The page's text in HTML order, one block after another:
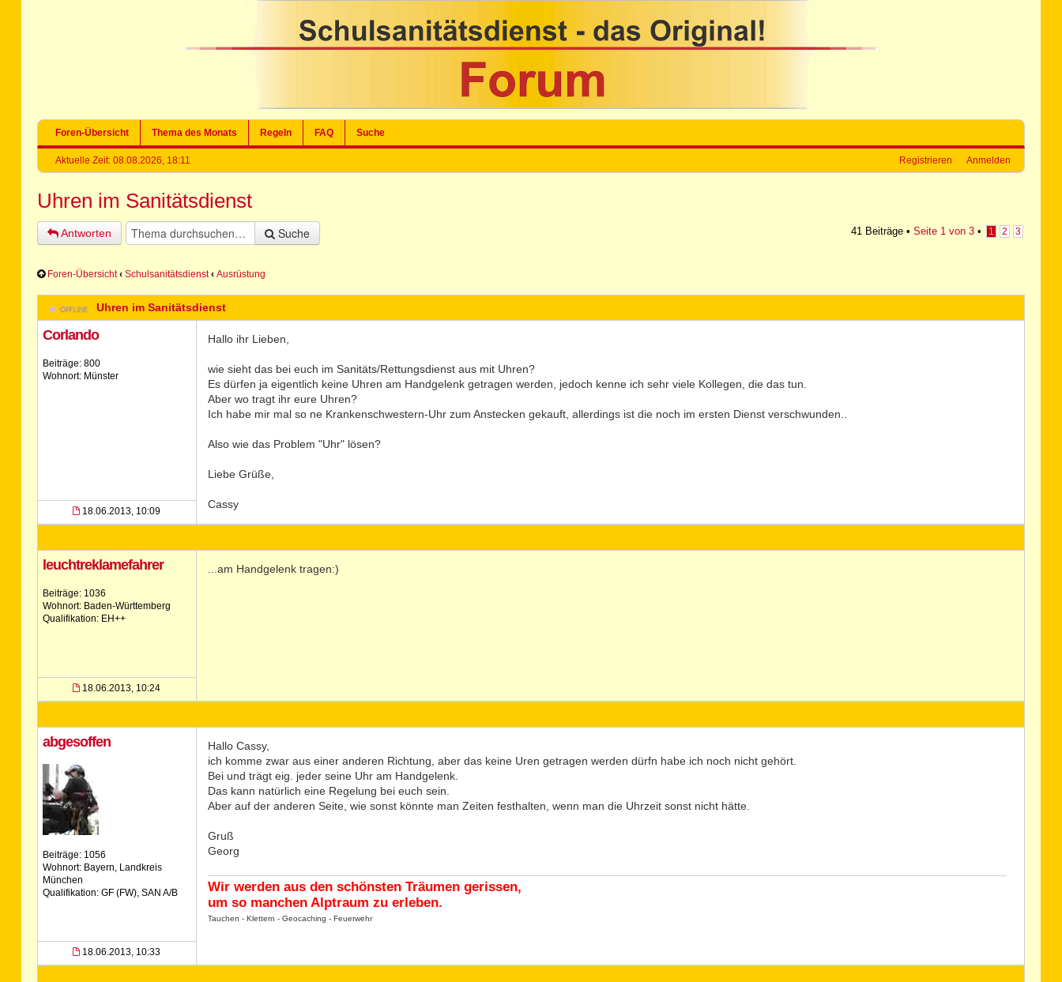
Foren-Übersicht Thema des Monats Regeln FAQ Suche
Aktuelle Zeit: 08.08.2026, 18:11 Registrieren Anmelden
Uhren im Sanitätsdienst
Antworten Suche 41 Beiträge • Seite 1von 3• 1 2 3
Foren-Übersicht ‹ Schulsanitätsdienst ‹ Ausrüstung
Uhren im Sanitätsdienst
Corlando
Beiträge: 800
Wohnort: Münster
18.06.2013, 10:09
Hallo ihr Lieben,
wie sieht das bei euch im Sanitäts/Rettungsdienst aus mit Uhren?
Es dürfen ja eigentlich keine Uhren am Handgelenk getragen werden, jedoch kenne ich sehr viele Kollegen, die das tun.
Aber wo tragt ihr eure Uhren?
Ich habe mir mal so ne Krankenschwestern-Uhr zum Anstecken gekauft, allerdings ist die noch im ersten Dienst verschwunden..
Also wie das Problem "Uhr" lösen?
Liebe Grüße,
Cassy
leuchtreklamefahrer
Beiträge: 1036
Wohnort: Baden-Württemberg
Qualifikation: EH++
18.06.2013, 10:24
...am Handgelenk tragen:)
abgesoffen
Beiträge: 1056
Wohnort: Bayern, Landkreis
München
Qualifikation: GF (FW), SAN A/B
18.06.2013, 10:33
Hallo Cassy,
ich komme zwar aus einer anderen Richtung, aber das keine Uren getragen werden dürfn habe ich noch nicht gehört.
Bei und trägt eig. jeder seine Uhr am Handgelenk.
Das kann natürlich eine Regelung bei euch sein.
Aber auf der anderen Seite, wie sonst könnte man Zeiten festhalten, wenn man die Uhrzeit sonst nicht hätte.
Gruß
Georg
Wir werden aus den schönsten Träumen gerissen,
um so manchen Alptraum zu erleben.
Tauchen - Klettern - Geocaching - Feuerwehr